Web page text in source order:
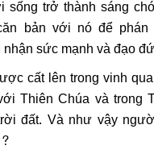
sống trở thành sáng
bản với nó để phán
sức mạnh và đạo
cất lên trong vinh
Thiên Chúa và trong
đất. Và như vậy